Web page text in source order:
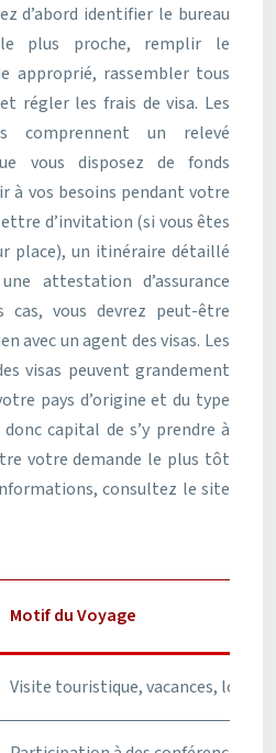
d’abord identifier le bureau
plus proche, remplir le
approprié, rassembler tous
régler les frais de visa. Les
comprennent un relevé
vous disposez de fonds
à vos besoins pendant votre
d’invitation (si vous êtes
place), un itinéraire détaillé
attestation d’assurance
cas, vous devrez peut-être
avec un agent des visas. Les
visas peuvent grandement
pays d’origine et du type
capital de s’y prendre à
votre demande le plus tôt
consultez le site
Motif du Voyage
Visite touristique, vacances, loisirs